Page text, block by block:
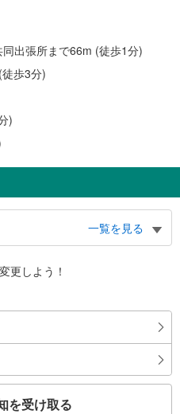
出張所まで66m (徒歩1分)
歩3分)
)
一覧を見る
移動：×）
更しよう！
を受け取る